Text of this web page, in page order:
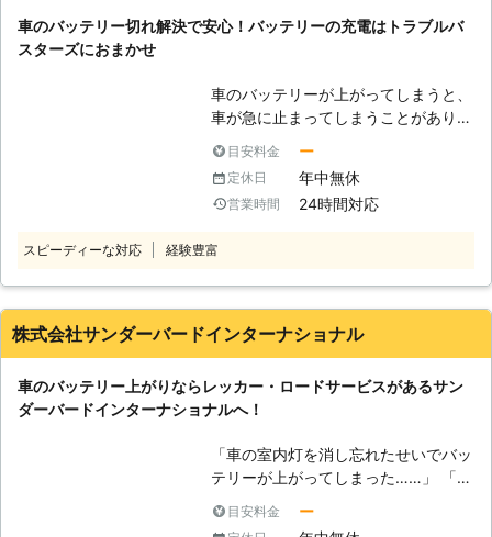
り込む ④エンジンが動き出す 「え、
う……」と思うかもしれません。しか
し、やりなれていない作業ではケーブ
それがあるのです。弊社にジャンプス
タート作業をご依頼いただければ、お
客様が感電することなく無事にエンジ
中無休で対応可能！車のバッテリー上
します 業者に作業を依頼しようと思
に途方に暮れてしまいますよね。車の
バッテリー上がりは、お客様の身にい
つ起こるのかわかりません。弊社はお
客様の身にトラブルが起きたときに、
しております。 「土曜日にちょっと
温泉でも入りに行こうかと思ったら、
車が動かない……しまった！車が半ド
専門の業者に依頼するのがおすすめで
で、安心安全に作業をおこなってほし
い際は、私達までお問い合わせくださ
い。 【関東地方で対応！タイヤのパ
ンク修理もお任せください】 有馬株
式会社は、東京都・埼玉県・千葉県・
お困りの方に対応しております。 経
の車に合った電圧で電力を供給し、エ
ンジンをかけるお手伝いをいたしま
す。 バッテリーの交換時期などお車
に関してご相談をご希望のときのもお
任せください。 有馬株式会社では、
車やバイクのパンク修理にも対応可能
しまい走行できなくなってしまった際
は、お気軽に私達までご相談くださ
トラブルや車やバイクのパンクでお困
車のバッテリー切れ解決で安心！バッテリーの充電はトラブルバ
スターズにおまかせ
車のバッテリーが上がってしまうと、
車が急に止まってしまうことがありま
ないところでバッテリーが上がってし
まうと、いつ復旧できるかわからなく
てとても心細いでしょう。 「できる
早く復旧させたい……」そんなときこ
テリーが上がったらとどうなるのか
バッテリーが切れると、車が動かなく
電気を溜める役割をしていて、この電
気の力を利用してエンジンを回して車
テリー内の電気が切れてしまうと、車
を走らせることができなくなってしま
います。 ●バッテリーの充電は自分
でおこなうと危険です 「車のバッテ
目安料金 ー
定休日 年中無休
営業時間 24時間対応
スピーディーな対応 経験豊富
株式会社サンダーバードインターナショナル
車のバッテリー上がりならレッカー・ロードサービスがあるサン
ダーバードインターナショナルへ！
「車の室内灯を消し忘れたせいでバッ
テリーが上がってしまった……」 「バ
ンが掛からず、身動きが取れな
目安料金 ー